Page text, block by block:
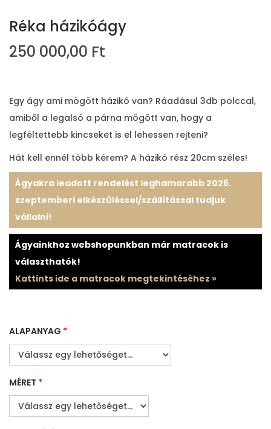
Réka házikóágy
250 000,00 Ft
Egy ágy ami mögött házikó van? Ráadásul 3db polccal,
amiből a legalsó a párna mögött van, hogy a
legféltettebb kincseket is el lehessen rejteni?
Hát kell ennél több kérem? A házikó rész 20cm széles!
Ágyakra leadott rendelést leghamarabb 2026.
szeptemberi elkészüléssel/szállítással tudjuk
vállalni!
Ágyainkhoz webshopunkban már matracok is
választhatók!
Kattints ide a matracok megtekintéséhez »
ALAPANYAG *
MÉRET *